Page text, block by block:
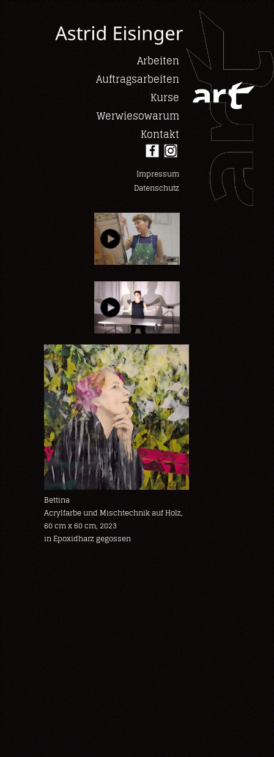
Arbeiten
Auftragsarbeiten
Kurse
Werwiesowarum
Kontakt
Impressum
Datenschutz
Bettina
Acrylfarbe und Mischtechnik auf Holz,
60 cm x 60 cm, 2023
in Epoxidharz gegossen